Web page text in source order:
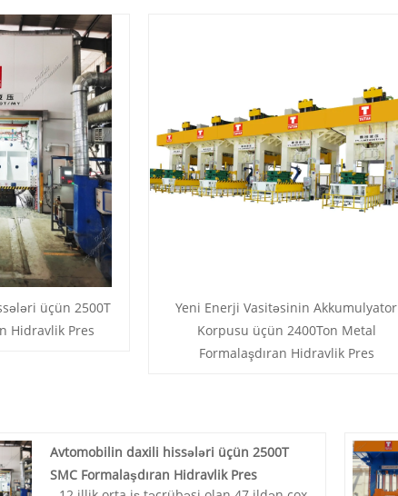
üçün 2500T
Hidravlik Pres
Yeni Enerji Vasitəsinin Akkumulyator
Korpusu üçün 2400Ton Metal
Formalaşdıran Hidravlik Pres
Avtomobilin daxili hissələri üçün 2500T
SMC Formalaşdıran Hidravlik Pres